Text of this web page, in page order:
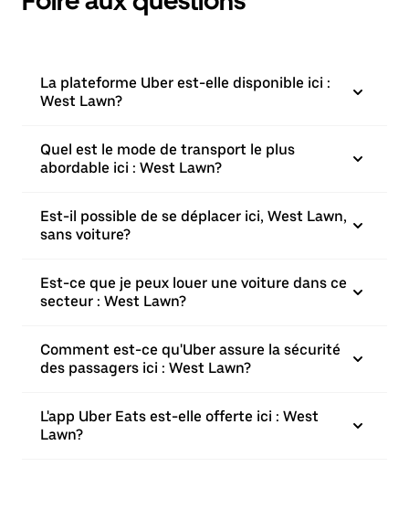
La plateforme Uber est-elle disponible ici :
West Lawn?
Quel est le mode de transport le plus
abordable ici : West Lawn?
Est-il possible de se déplacer ici, West Lawn,
sans voiture?
Est-ce que je peux louer une voiture dans ce
secteur : West Lawn?
Comment est-ce qu'Uber assure la sécurité
des passagers ici : West Lawn?
L'app Uber Eats est-elle offerte ici : West
Lawn?